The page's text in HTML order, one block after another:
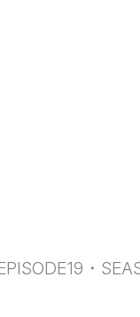
19 ・